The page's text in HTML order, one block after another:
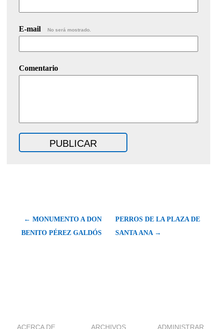
E-mail No será mostrado.
Comentario
← MONUMENTO A DON
BENITO PÉREZ GALDÓS
PERROS DE LA PLAZA DE
SANTA ANA →
ACERCA DE ARCHIVOS ADMINISTRAR